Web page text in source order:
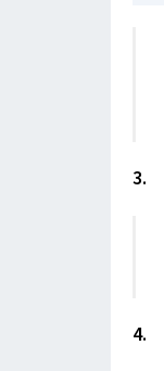
3.
4.